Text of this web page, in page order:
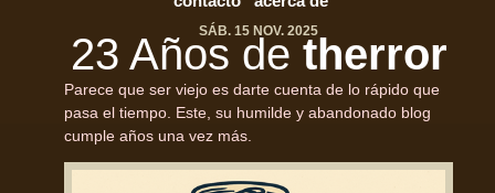
SÁB. 15 NOV. 2025
23 Años de therror
Parece que ser viejo es darte cuenta de lo rápido que
pasa el tiempo. Este, su humilde y abandonado blog
cumple años una vez más.